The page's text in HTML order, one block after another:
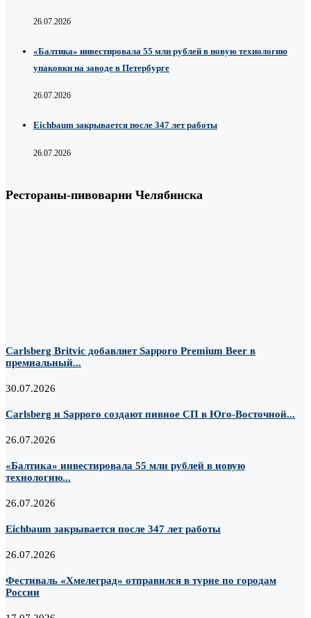
26.07.2026
«Балтика» инвестировала 55 млн рублей в новую технологию
упаковки на заводе в Петербурге
26.07.2026
Eichbaum закрывается после 347 лет работы
26.07.2026
Рестораны-пивоварни Челябинска
Carlsberg Britvic добавляет Sapporo Premium Beer в
премиальный...
30.07.2026
Carlsberg и Sapporo создают пивное СП в Юго-Восточной...
26.07.2026
«Балтика» инвестировала 55 млн рублей в новую
технологию...
26.07.2026
Eichbaum закрывается после 347 лет работы
26.07.2026
Фестиваль «Хмелеград» отправился в турне по городам
России